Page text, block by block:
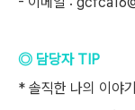
◎ 담당자 TIP
* 솔직한 나의 이야